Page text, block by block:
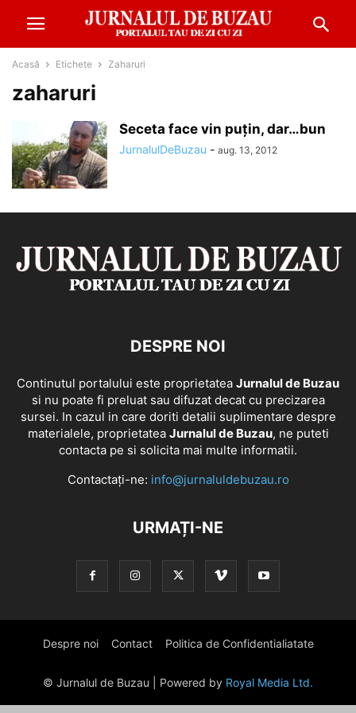
Acasă Etichete Zaharuri
zaharuri
Seceta face vin puţin, dar…bun
JurnalulDeBuzau - aug. 13, 2012
DESPRE NOI
Continutul portalului este proprietatea Jurnalul de Buzau
si nu poate fi preluat sau difuzat decat cu precizarea
sursei. In cazul in care doriti detalii suplimentare despre
materialele, proprietatea Jurnalul de Buzau, ne puteti
contacta pe si solicita mai multe informatii.
Contactați-ne: info@jurnaluldebuzau.ro
URMAȚI-NE
Despre noi Contact Politica de Confidentialiatate
© Jurnalul de Buzau | Powered by Royal Media Ltd.